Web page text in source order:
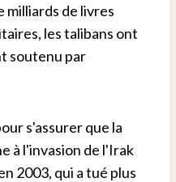
milliards de livres
les talibans ont
soutenu par
s'assurer que la
à l'invasion de l'Irak
2003, qui a tué plus